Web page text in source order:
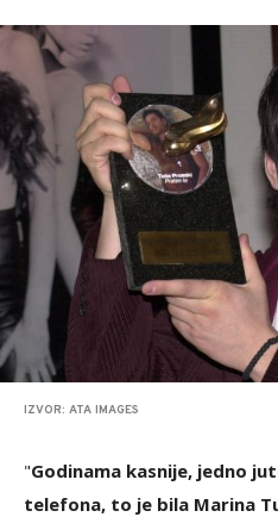
IZVOR: ATA IMAGES
"Godinama kasnije, jedno
telefona, to je bila Marina